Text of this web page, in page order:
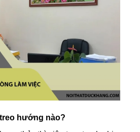
hướng nào?